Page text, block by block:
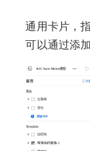
通用卡片，
可以通过添